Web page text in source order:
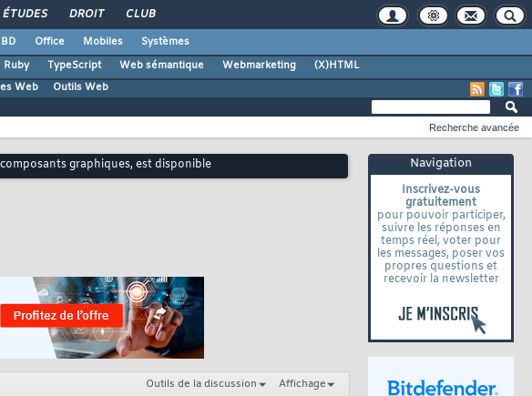
ÉTUDES DROIT CLUB
Office Mobiles
Systèmes
Ruby TypeScript Web sémantique Webmarketing
(X)HTML
Web Outils Web
Navigation
Inscrivez-vous
gratuitement
pour pouvoir participer,
suivre les réponses en
temps réel, voter pour
les messages, poser vos
propres questions et
recevoir la newsletter
Recherche avancée
graphiques, est disponible
Outils de la discussion Affichage